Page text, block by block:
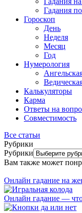
Гадания
Гороскоп
День
Неделя
Месяц
Год
Нумерология
Калькуляторы
Карма
Ответы на
Совместимость
Все статьи
Рубрики
Рубрики
Вам также может
Онлайн гадание на
Онлайн гадание —